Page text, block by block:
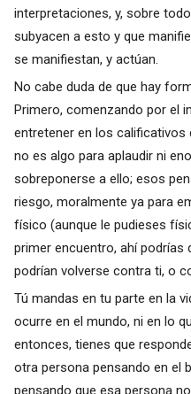
interpretaciones, y, sobre
subyacen a esto y que
se manifiestan, y actúan.
No cabe duda de que hay
Primero, comenzando por el
entretener en los calificativos
no es algo para aplaudir ni
sobreponerse a ello; esos
riesgo, moralmente ya para
físico (aunque le pudieses
primer encuentro, ahí podrías
podrían volverse contra ti, o
Tú mandas en tu parte en la
ocurre en el mundo, ni en lo
entonces, tienes que
otra persona pensando en el
pensando que esa persona